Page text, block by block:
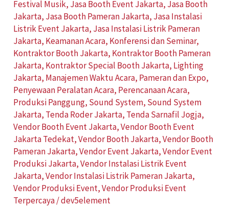
Festival Musik, Jasa Booth Event Jakarta, Jasa Booth
Jakarta, Jasa Booth Pameran Jakarta, Jasa Instalasi
Listrik Event Jakarta, Jasa Instalasi Listrik Pameran
Jakarta, Keamanan Acara, Konferensi dan Seminar,
Kontraktor Booth Jakarta, Kontraktor Booth Pameran
Jakarta, Kontraktor Special Booth Jakarta, Lighting
Jakarta, Manajemen Waktu Acara, Pameran dan Expo,
Penyewaan Peralatan Acara, Perencanaan Acara,
Produksi Panggung, Sound System, Sound System
Jakarta, Tenda Roder Jakarta, Tenda Sarnafil Jogja,
Vendor Booth Event Jakarta,Vendor Booth Event
Jakarta Tedekat,Vendor Booth Jakarta,Vendor Booth
Pameran Jakarta,Vendor Event Jakarta,Vendor Event
Produksi Jakarta,Vendor Instalasi Listrik Event
Jakarta,Vendor Instalasi Listrik Pameran Jakarta,
Vendor Produksi Event,Vendor Produksi Event
Terpercaya/dev5element